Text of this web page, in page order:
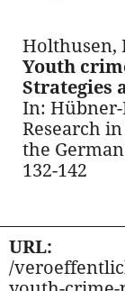
Holthusen,
Youth
Strategies
In:
Research
the
132-142
URL:
/